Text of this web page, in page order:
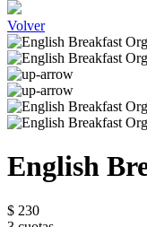
Volver
English
$ 230